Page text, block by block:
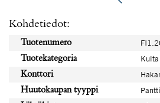
Kohdetiedot:
Tuotenumero
Tuotekategoria
Konttori
Huutokaupan tyyppi